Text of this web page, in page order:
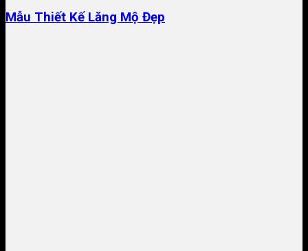
Mẫu Thiết Kế Lăng Mộ Đẹp